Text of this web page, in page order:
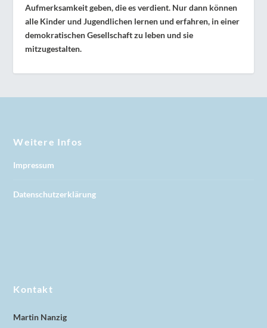
Aufmerksamkeit geben, die es verdient. Nur dann können
alle Kinder und Jugendlichen lernen und erfahren, in einer
demokratischen Gesellschaft zu leben und sie
mitzugestalten.
Weitere Infos
Impressum
Datenschutzerklärung
Kontakt
Martin Nanzig